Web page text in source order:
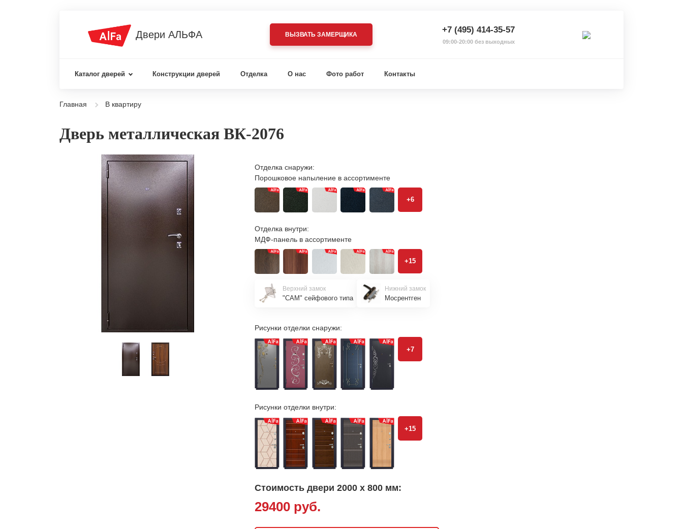
Двери АЛЬФА ВЫЗВАТЬ ЗАМЕРЩИКА +7 (495) 414-35-57
09:00-20:00 без выходных
Каталог дверей Конструкции дверей Отделка О нас Фото работ Контакты
Главная В квартиру
Дверь металлическая ВК-2076
Отделка снаружи:
Порошковое напыление в ассортименте
+6
Отделка внутри:
МДФ-панель в ассортименте
+15
Верхний замок
"САМ" сейфового типа
Нижний замок
Мосрентген
Рисунки отделки снаружи:
+7
Рисунки отделки внутри:
+15
Стоимость двери 2000 х 800 мм:
29400 руб.